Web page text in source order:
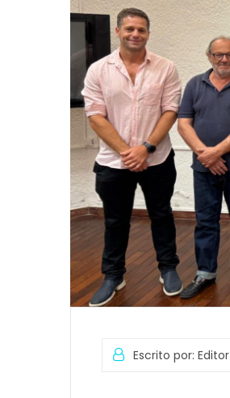
Escrito por: Editor